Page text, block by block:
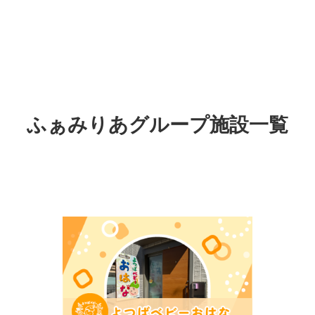
ふぁみりあグループ施設一覧